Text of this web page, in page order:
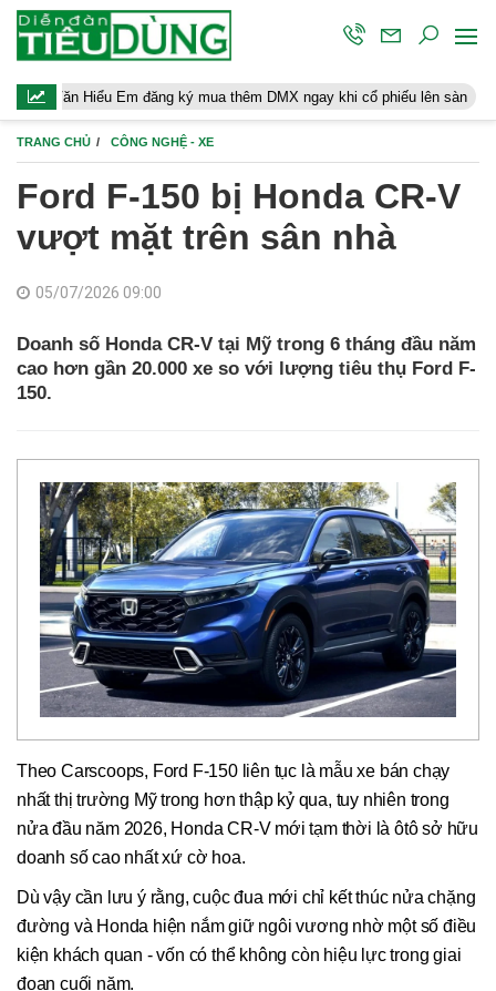
Em đăng ký mua thêm DMX ngay khi cổ phiếu lên sàn Người
TRANG CHỦ CÔNG NGHỆ - XE
Ford F-150 bị Honda CR-V
vượt mặt trên sân nhà
05/07/2026 09:00
Doanh số Honda CR-V tại Mỹ trong 6 tháng đầu năm
cao hơn gần 20.000 xe so với lượng tiêu thụ Ford F-
150.
Theo Carscoops, Ford F-150 liên tục là mẫu xe bán chạy
nhất thị trường Mỹ trong hơn thập kỷ qua, tuy nhiên trong
nửa đầu năm 2026, Honda CR-V mới tạm thời là ôtô sở hữu
doanh số cao nhất xứ cờ hoa.
Dù vậy cần lưu ý rằng, cuộc đua mới chỉ kết thúc nửa chặng
đường và Honda hiện nắm giữ ngôi vương nhờ một số điều
kiện khách quan - vốn có thể không còn hiệu lực trong giai
đoạn cuối năm.